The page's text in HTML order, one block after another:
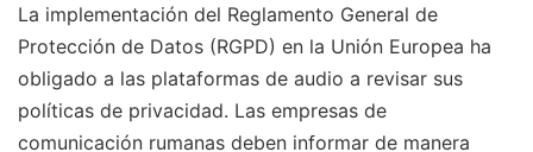
La implementación del Reglamento General de
Protección de Datos (RGPD) en la Unión Europea ha
obligado a las plataformas de audio a revisar sus
políticas de privacidad. Las empresas de
comunicación rumanas deben informar de manera